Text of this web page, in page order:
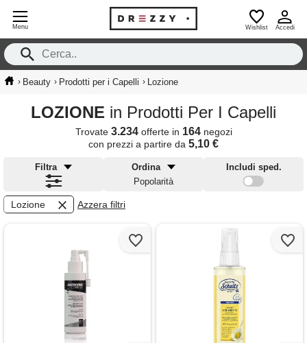
Menu Wishlist Accedi
› Beauty › Prodotti per i Capelli › Lozione
LOZIONE in Prodotti Per I Capelli
Trovate 3.234offerte in 164negozi
con prezzi a partire da 5,10 €
Filtra
Ordina
Popolarità
Includi sped.
Lozione Azzera filtri